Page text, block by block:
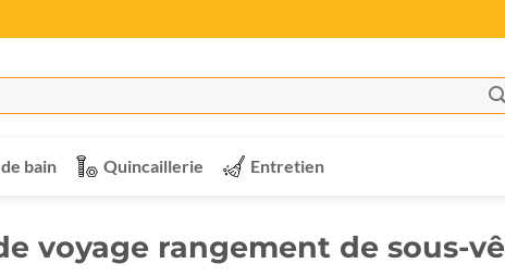
bain Quincaillerie Entretien
voyage rangement de sous-